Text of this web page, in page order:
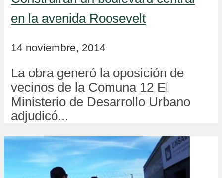
en la avenida Roosevelt
14 noviembre, 2014
La obra generó la oposición de
vecinos de la Comuna 12 El
Ministerio de Desarrollo Urbano
adjudicó...